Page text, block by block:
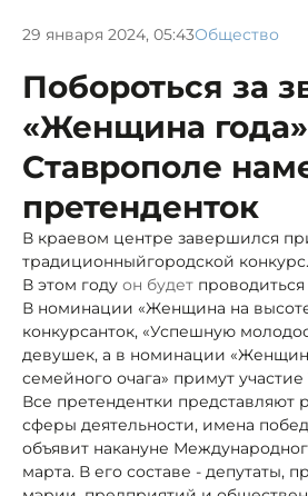
29 января 2024, 05:43Общество
Побороться за
«Женщина
Ставрополе
претенденток
В краевом центре завершился
традиционныйгородской конкурс.
В этом году он будет
В номинации «Женщина на
конкурсанток, «Успешную
девушек, а в номинации
семейного очага» примут участие
Все претендентки представляют
сферы деятельности, имена
объявит накануне
марта. В его составе - депутаты,